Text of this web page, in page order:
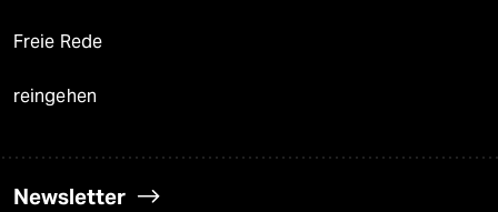
Freie Rede
reingehen
Newsletter